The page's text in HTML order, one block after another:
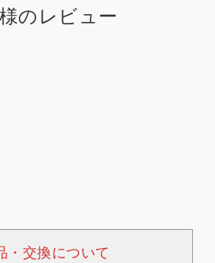
のレビュー
・交換について